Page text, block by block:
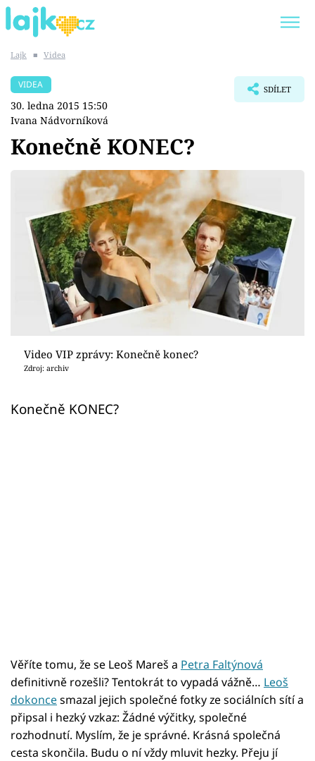
SHOPAHOLICADEL
Témata
Showbyznys
Youtubeři
Virály
Sex a vztahy
Videa
Lajk ■ Videa
VIDEA
30. ledna 2015 15:50
Ivana Nádvorníková
SDÍLET
Konečně KONEC?
Video VIP zprávy: Konečně konec?
Zdroj: archiv
Konečně KONEC?
Věříte tomu, že se Leoš Mareš a Petra Faltýnová
definitivně rozešli? Tentokrát to vypadá vážně… Leoš
dokoncesmazal jejich společné fotky ze sociálních sítí a
připsal i hezký vzkaz: Žádné výčitky, společné
rozhodnutí. Myslím, že je správné. Krásná společná
cesta skončila. Budu o ní vždy mluvit hezky. Přeju jí